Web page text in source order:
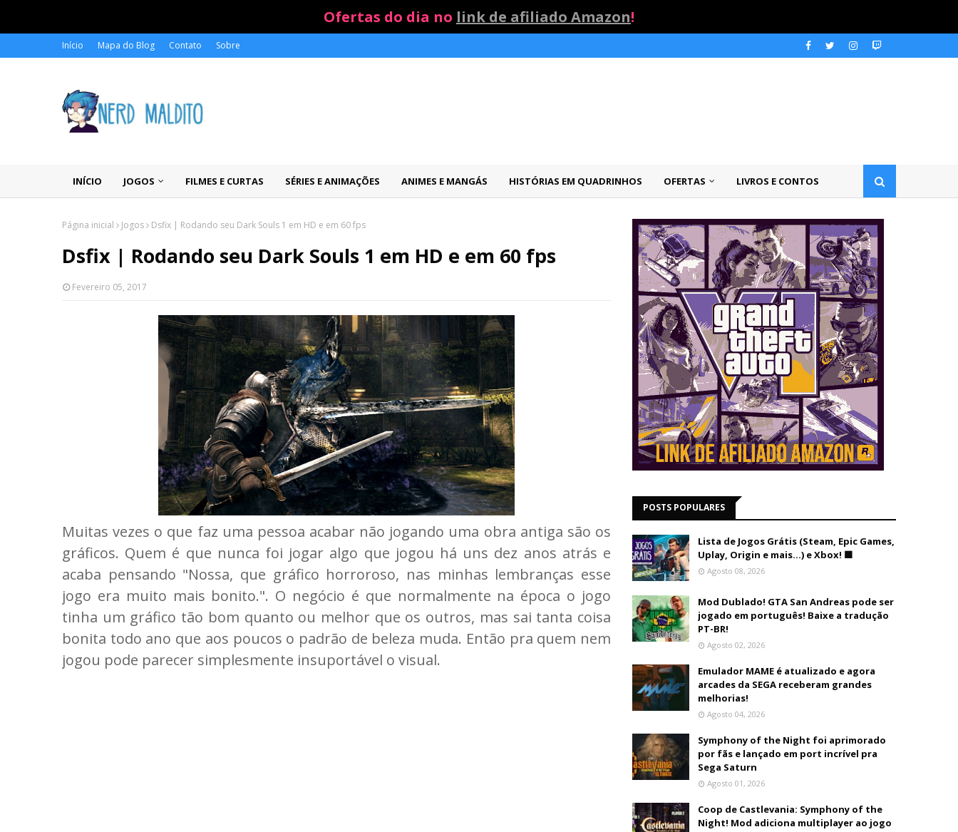
Ofertas do dia no link de afiliado Amazon!
Início Mapa do Blog Contato Sobre
INÍCIO JOGOS FILMES E CURTAS SÉRIES E ANIMAÇÕES ANIMES E MANGÁS HISTÓRIAS EM QUADRINHOS OFERTAS LIVROS E CONTOS
Página inicial Jogos Dsfix | Rodando seu Dark Souls 1 em HD e em 60 fps
Dsfix | Rodando seu Dark Souls 1 em HD e em 60 fps
Fevereiro 05, 2017
Muitas vezes o que faz uma pessoa acabar não jogando uma obra antiga são os
gráficos. Quem é que nunca foi jogar algo que jogou há uns dez anos atrás e
acaba pensando "Nossa, que gráfico horroroso, nas minhas lembranças esse
jogo era muito mais bonito.". O negócio é que normalmente na época o jogo
tinha um gráfico tão bom quanto ou melhor que os outros, mas sai tanta coisa
bonita todo ano que aos poucos o padrão de beleza muda. Então pra quem nem
jogou pode parecer simplesmente insuportável o visual.
POSTS POPULARES
Lista de Jogos Grátis (Steam, Epic Games,
Uplay, Origin e mais...) e Xbox! 🟩
Agosto 08, 2026
Mod Dublado! GTA San Andreas pode ser
jogado em português! Baixe a tradução
PT-BR!
Agosto 02, 2026
Emulador MAME é atualizado e agora
arcades da SEGA receberam grandes
melhorias!
Agosto 04, 2026
Symphony of the Night foi aprimorado
por fãs e lançado em port incrível pra
Sega Saturn
Agosto 01, 2026
Coop de Castlevania: Symphony of the
Night! Mod adiciona multiplayer ao jogo